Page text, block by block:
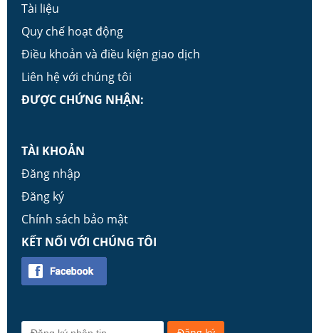
Tài liệu
Quy chế hoạt động
Điều khoản và điều kiện giao dịch
Liên hệ với chúng tôi
ĐƯỢC CHỨNG NHẬN:
TÀI KHOẢN
Đăng nhập
Đăng ký
Chính sách bảo mật
KẾT NỐI VỚI CHÚNG TÔI